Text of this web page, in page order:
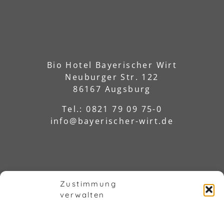
Zustimmung
verwalten
Bio Hotel Bayerischer Wirt
Neuburger Str. 122
86167 Augsburg
Tel.: 0821 79 09 75-0
info@bayerischer-wirt.de